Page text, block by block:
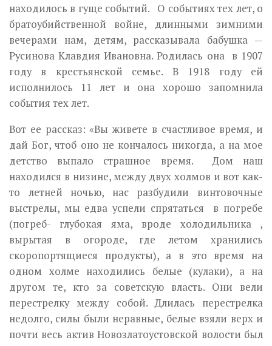
находилось в гуще событий. О событиях тех лет, о
братоубийственной войне, длинными зимними
вечерами нам, детям, рассказывала бабушка —
Русинова Клавдия Ивановна. Родилась она в 1907
году в крестьянской семье. В 1918 году ей
исполнилось 11 лет и она хорошо запомнила
события тех лет.
Вот ее рассказ: «Вы живете в счастливое время, и
дай Бог, чтоб оно не кончалось никогда, а на мое
детство выпало страшное время. Дом наш
находился в низине, между двух холмов и вот как-
то летней ночью, нас разбудили винтовочные
выстрелы, мы едва успели спрятаться в погребе
(погреб- глубокая яма, вроде холодильника ,
вырытая в огороде, где летом хранились
скоропортящиеся продукты), а в это время на
одном холме находились белые (кулаки), а на
другом те, кто за советскую власть. Они вели
перестрелку между собой. Длилась перестрелка
недолго, силы были неравные, белые взяли верх и
почти весь актив Новозлатоустовской волости был